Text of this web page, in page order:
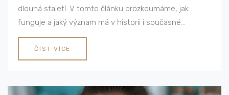
dlouhá staletí. V tomto článku prozkoumáme, jak
funguje a jaký význam má v historii i současné
architektuře. Připravte se na zajímavý výlet do světa
konstrukcí a tvarů.
ČÍST VÍCE